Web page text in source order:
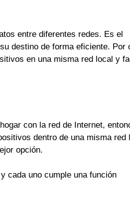
entre diferentes redes. Es el
destino de forma eficiente. Por
en una misma red local y
con la red de Internet,
dentro de una misma red
opción.
cada uno cumple una función